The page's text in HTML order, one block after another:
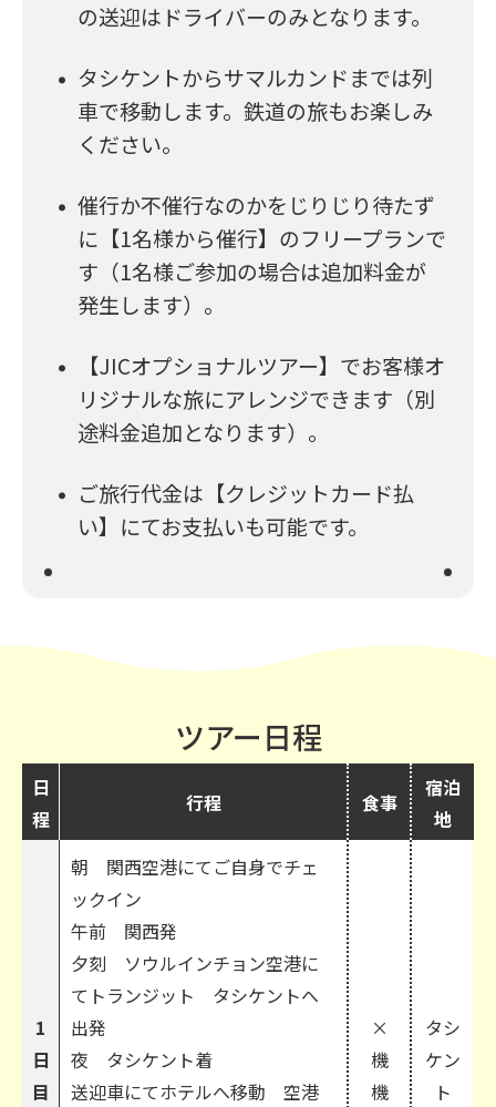
の送迎はドライバーのみとなります。
タシケントからサマルカンドまでは列
車で移動します。鉄道の旅もお楽しみ
ください。
催行か不催行なのかをじりじり待たず
に【1名様から催行】のフリープランで
す（1名様ご参加の場合は追加料金が
発生します）。
【JICオプショナルツアー】でお客様オ
リジナルな旅にアレンジできます（別
途料金追加となります）。
ご旅行代金は【クレジットカード払
い】にてお支払いも可能です。
ツアー日程
日
程
行程 食事
宿泊
地
1
日
目
朝 関西空港にてご自身でチェ
ックイン
午前 関西発
夕刻 ソウルインチョン空港に
てトランジット タシケントへ
出発
夜 タシケント着
送迎車にてホテルへ移動 空港
×
機
機
タシ
ケン
ト